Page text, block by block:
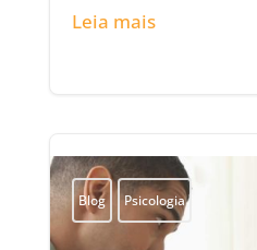
Leia mais
Blog Psicologia